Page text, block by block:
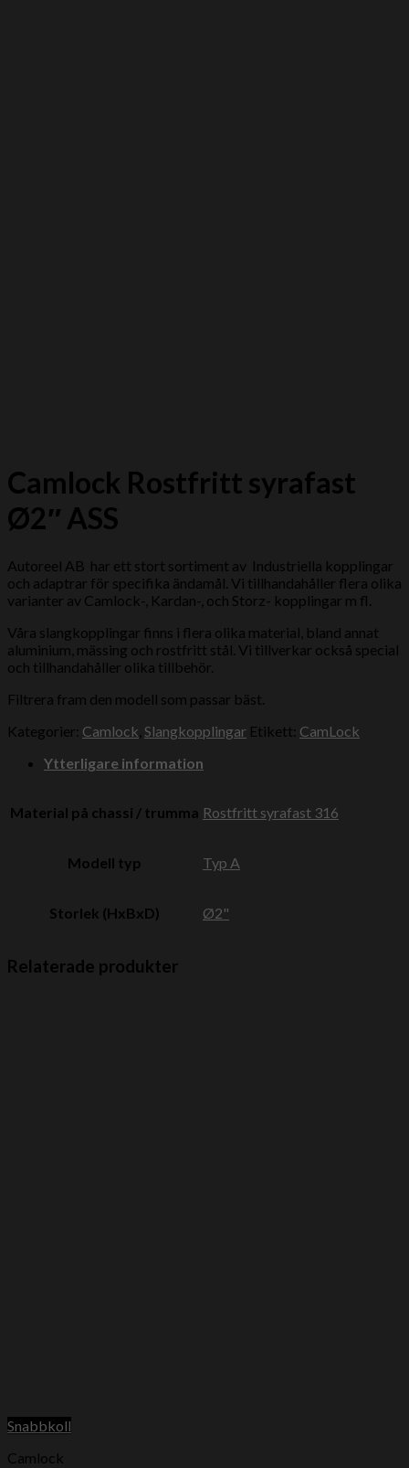
Camlock Rostfritt syrafast
Ø2″ ASS
Autoreel AB har ett stort sortiment av Industriella kopplingar
och adaptrar för specifika ändamål. Vi tillhandahåller flera olika
varianter av Camlock-, Kardan-, och Storz- kopplingar m fl.
Våra slangkopplingar finns i flera olika material, bland annat
aluminium, mässing och rostfritt stål. Vi tillverkar också special
och tillhandahåller olika tillbehör.
Filtrera fram den modell som passar bäst.
Kategorier: Camlock Slangkopplingar Etikett: CamLock
Ytterligare information
Material på chassi / trumma Rostfritt syrafast 316
Modell typ Typ A
Storlek (HxBxD) Ø2"
Relaterade produkter
Snabbkoll
Camlock